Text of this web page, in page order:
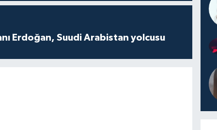
Erdoğan, Suudi Arabistan yolcusu